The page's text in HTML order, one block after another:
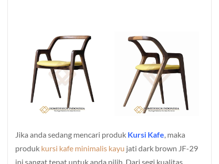
Jika anda sedang mencari produk Kursi Kafe, maka
produk kursi kafe minimalis kayu jati dark brown JF-29
ini sangat tepat untuk anda pilih. Dari segi kualitas,